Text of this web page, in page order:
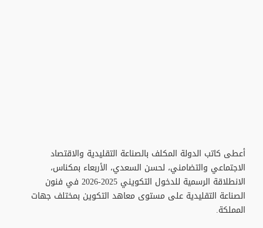
أعطى كاتب الدولة المكلف بالصناعة التقليدية والاقتصاد
الاجتماعي والتضامني، لحسن السعدي، الأربعاء بمكناس،
الانطلاقة الرسمية للدخول التكويني 2025-2026 في فنون
الصناعة التقليدية على مستوى معاهد التكوين بمختلف جهات
المملكة.